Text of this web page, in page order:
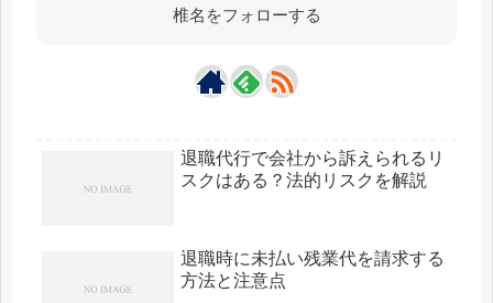
椎名をフォローする
退職代行で会社から訴えられるリ
スクはある？法的リスクを解説
退職時に未払い残業代を請求する
方法と注意点